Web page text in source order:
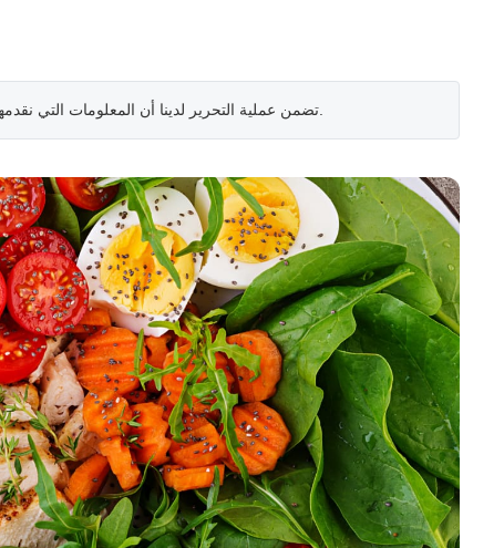
تضمن عملية التحرير لدينا أن المعلومات التي
تمارين القلب أو الوزن 🌙